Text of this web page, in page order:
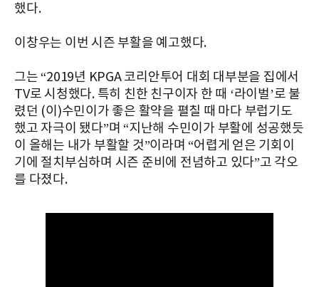
했다.
이창우는 이번 시즌 부활을 예고했다.
그는 “2019년 KPGA코리안투어 대회 대부분을 집에서
TV로시청했다. 특히 친한 친구이자 한 때 ‘라이벌’로 불
렸던 (이 )수민이가 좋은 활약을 펼칠 때 마다 부럽기도
했고 자극이 됐다”며 “지난해 수민이가 부활에 성공했듯
이 올해는 내가 부활할 것”이라며 “어렵게 얻은 기회이
기에 절치부심하며 시즌 준비에 전념하고 있다”고 각오
를 다졌다.